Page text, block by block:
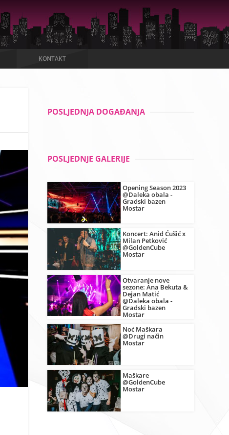
KONTAKT
POSLJEDNJA DOGAĐANJA
POSLJEDNJE GALERIJE
Opening Season 2023
@Daleka obala -
Gradski bazen
Mostar
Koncert: Anid Ćušić x
Milan Petković
@GoldenCube
Mostar
Otvaranje nove
sezone: Ana Bekuta &
Dejan Matić
@Daleka obala -
Gradski bazen
Mostar
Noć Maškara
@Drugi način
Mostar
Maškare
@GoldenCube
Mostar